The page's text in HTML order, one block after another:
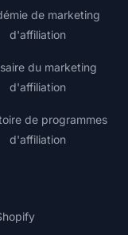
de marketing
d'affiliation
du marketing
d'affiliation
de programmes
d'affiliation